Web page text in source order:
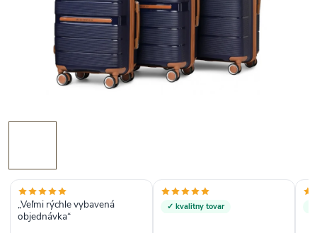
„Veľmi rýchle vybavená
objednávka“
✓ kvalitny tovar